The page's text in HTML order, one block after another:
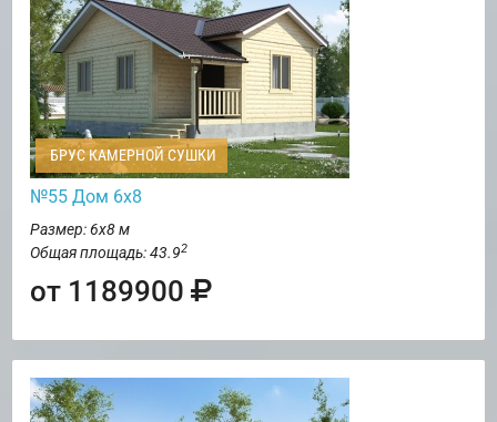
БРУС КАМЕРНОЙ СУШКИ
№55 Дом 6х8
Размер: 6х8 м
Общая площадь: 43.92
от 1189900